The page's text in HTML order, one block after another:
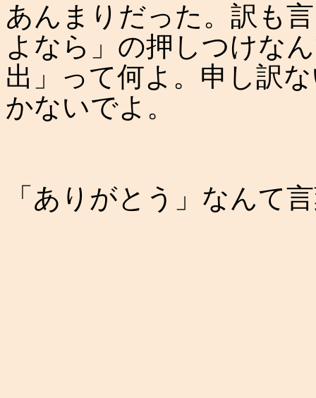
あんまりだった。訳も
よなら」の押しつけな
出」って何よ。申し訳
かないでよ。
「ありがとう」なんて